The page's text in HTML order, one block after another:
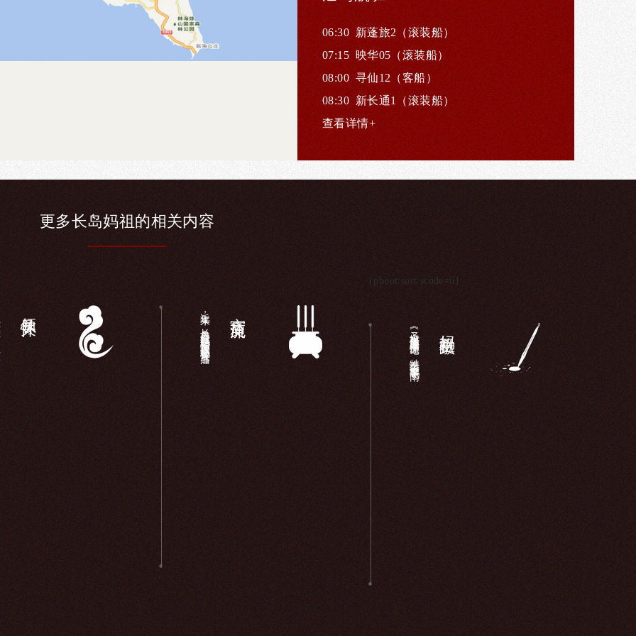
06:30 新蓬旅2（滚装船）
07:15 映华05（滚装船）
08:00 寻仙12（客船）
08:30 新长通1（滚装船）
查看详情+
更多长岛妈祖的相关内容
{pboot:sort scode=6}
... 近年来，长岛显应宫以妈祖信仰为载体积极开展宫庙... 《圣墩祖庙重建顺济庙记》：特奏名进士廖鹏飞于南...